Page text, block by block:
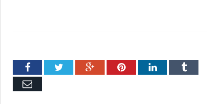
FacebookTwitter Google+PinterestLinkedInTumblr
Емейл